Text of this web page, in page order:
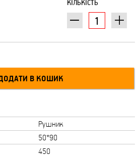
КІЛЬКІСТЬ
Рушник
50*90
450